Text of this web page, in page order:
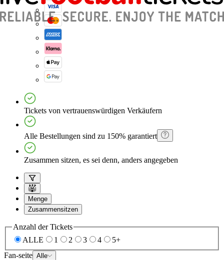
Tickets von vertrauenswürdigen Verkäufern
Alle Bestellungen sind zu 150% garantiert
Zusammen sitzen, es sei denn, anders angegeben
Menge
Zusammensitzen
Anzahl der Tickets
ALLE
1 2 3 4
5+
Fan-seite Alle